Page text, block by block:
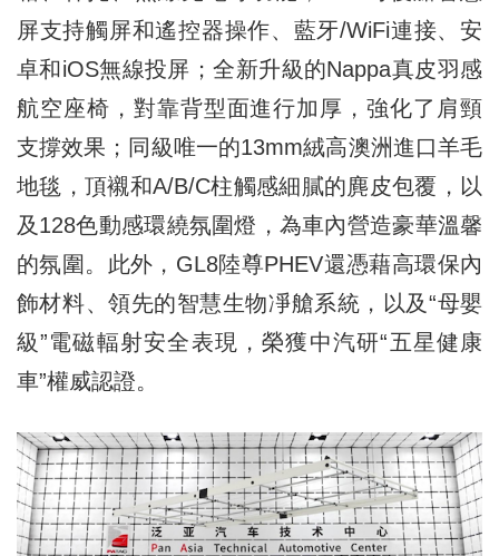
屏支持觸屏和遙控器操作、藍牙/WiFi連接、安
卓和iOS無線投屏；全新升級的Nappa真皮羽感
航空座椅，對靠背型面進行加厚，強化了肩頸
支撐效果；同級唯一的13mm絨高澳洲進口羊毛
地毯，頂襯和A/B/C柱觸感細膩的麂皮包覆，以
及128色動感環繞氛圍燈，為車內營造豪華溫馨
的氛圍。此外，GL8陸尊PHEV還憑藉高環保內
飾材料、領先的智慧生物凈艙系統，以及“母嬰
級”電磁輻射安全表現，榮獲中汽研“五星健康
車”權威認證。